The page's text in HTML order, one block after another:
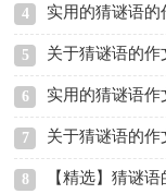
4 实用的猜谜语的
5 关于猜谜语的作
6 实用的猜谜语作
7 关于猜谜语的作
8 【精选】猜谜